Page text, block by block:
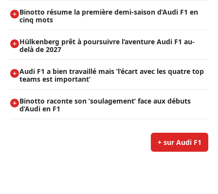
Binotto résume la première demi-saison d’Audi F1 en
cinq mots
Hülkenberg prêt à poursuivre l’aventure Audi F1 au-
delà de 2027
Audi F1 a bien travaillé mais ’l’écart avec les quatre top
teams est important’
Binotto raconte son ’soulagement’ face aux débuts
d’Audi en F1
+ sur Audi F1